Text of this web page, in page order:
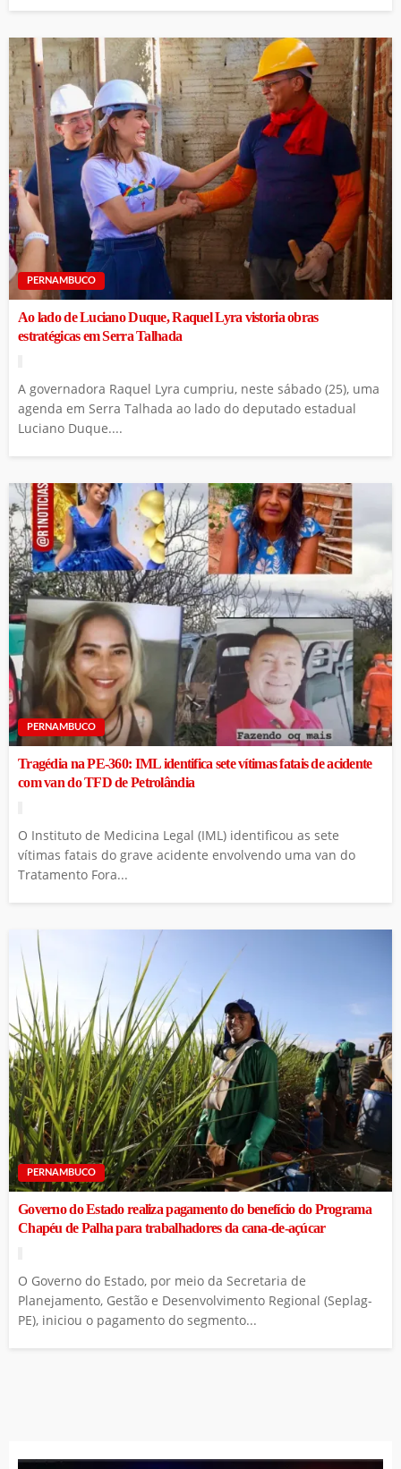
PERNAMBUCO
Ao lado de Luciano Duque, Raquel Lyra vistoria obras
estratégicas em Serra Talhada
A governadora Raquel Lyra cumpriu, neste sábado (25), uma
agenda em Serra Talhada ao lado do deputado estadual
Luciano Duque....
PERNAMBUCO
Tragédia na PE-360: IML identifica sete vítimas fatais de acidente
com van do TFD de Petrolândia
O Instituto de Medicina Legal (IML) identificou as sete
vítimas fatais do grave acidente envolvendo uma van do
Tratamento Fora...
PERNAMBUCO
Governo do Estado realiza pagamento do benefício do Programa
Chapéu de Palha para trabalhadores da cana-de-açúcar
O Governo do Estado, por meio da Secretaria de
Planejamento, Gestão e Desenvolvimento Regional (Seplag-
PE), iniciou o pagamento do segmento...